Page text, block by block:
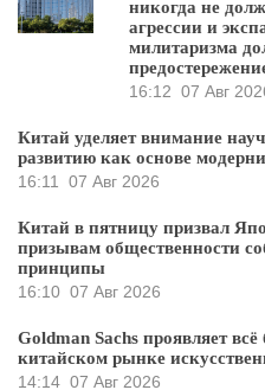
никогда не
агрессии и
милитаризма
16:12 07 Авг
Китай уделяет внимание
развитию как основе
16:11
07 Авг 2026
Китай в пятницу призвал
призывам общественности
принципы
16:10 07 Авг 2026
Goldman Sachs проявляет
китайском рынке
14:14 07 Авг 2026